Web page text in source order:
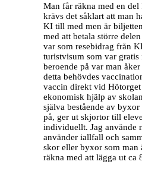
Man får räkna med en
krävs det såklart att man
KI till med men är
med att betala större
var som resebidrag från
turistvisum som var
beroende på var man
detta behövdes
vaccin direkt vid
ekonomisk hjälp av
själva bestående av
på, ger ut skjortor till
individuellt. Jag använde
använder iallfall och
skor eller byxor som
räkna med att lägga ut ca